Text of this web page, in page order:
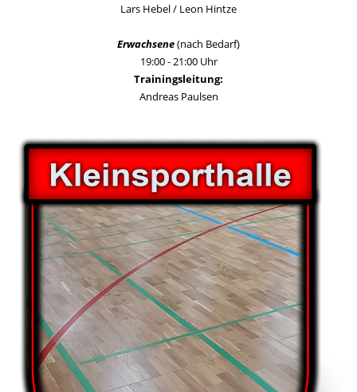
Lars Hebel / Leon Hintze
Erwachsene(nach Bedarf)
19:00 - 21:00 Uhr
Trainingsleitung:
Andreas Paulsen